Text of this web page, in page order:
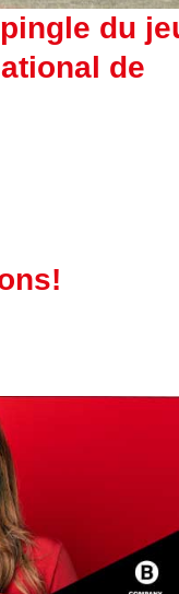
du
de